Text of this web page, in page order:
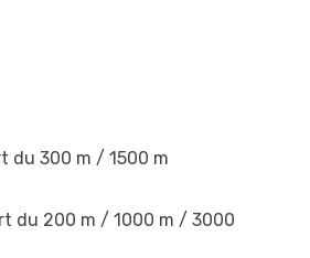
du 300 m / 1500 m
du 200 m / 1000 m / 3000